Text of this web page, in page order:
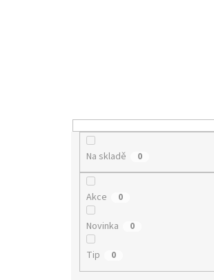
Na skladě 0
Akce 0
Novinka 0
Tip 0